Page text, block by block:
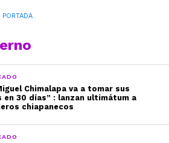
PORTADA
Chimalapa va a tomar sus
en 30 días” : lanzan ultimátum a
chiapanecos